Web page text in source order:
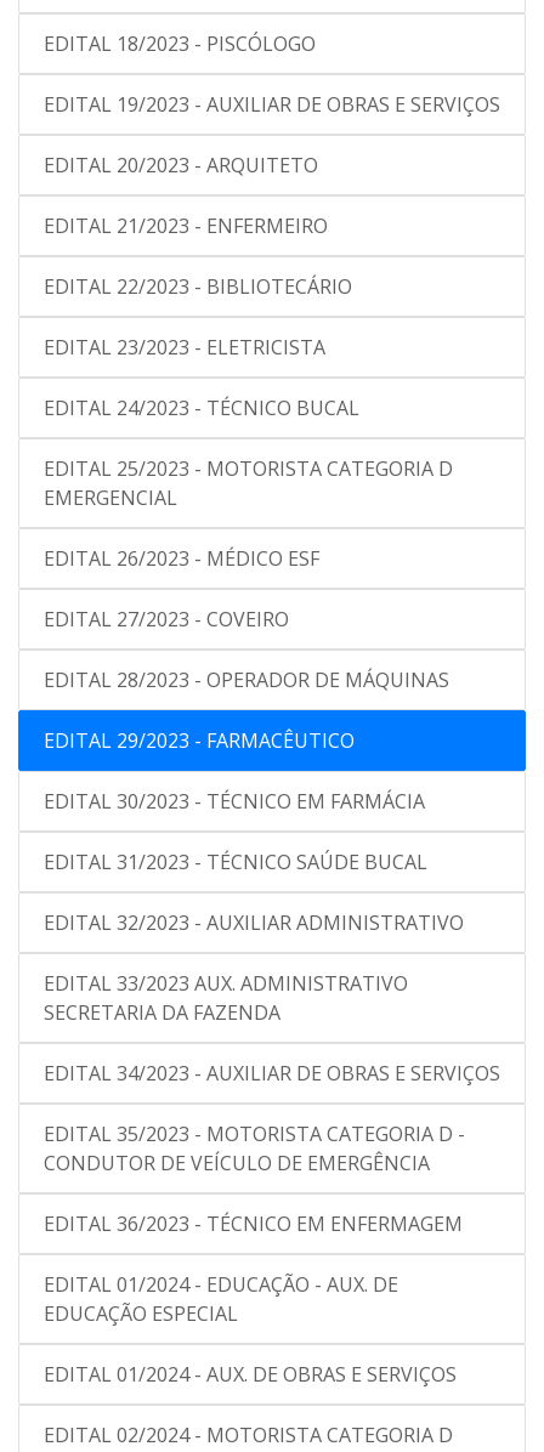
EDITAL 18/2023 - PISCÓLOGO
EDITAL 19/2023 - AUXILIAR DE OBRAS E SERVIÇOS
EDITAL 20/2023 - ARQUITETO
EDITAL 21/2023 - ENFERMEIRO
EDITAL 22/2023 - BIBLIOTECÁRIO
EDITAL 23/2023 - ELETRICISTA
EDITAL 24/2023 - TÉCNICO BUCAL
EDITAL 25/2023 - MOTORISTA CATEGORIA D
EMERGENCIAL
EDITAL 26/2023 - MÉDICO ESF
EDITAL 27/2023 - COVEIRO
EDITAL 28/2023 - OPERADOR DE MÁQUINAS
EDITAL 29/2023 - FARMACÊUTICO
EDITAL 30/2023 - TÉCNICO EM FARMÁCIA
EDITAL 31/2023 - TÉCNICO SAÚDE BUCAL
EDITAL 32/2023 - AUXILIAR ADMINISTRATIVO
EDITAL 33/2023 AUX. ADMINISTRATIVO
SECRETARIA DA FAZENDA
EDITAL 34/2023 - AUXILIAR DE OBRAS E SERVIÇOS
EDITAL 35/2023 - MOTORISTA CATEGORIA D -
CONDUTOR DE VEÍCULO DE EMERGÊNCIA
EDITAL 36/2023 - TÉCNICO EM ENFERMAGEM
EDITAL 01/2024 - EDUCAÇÃO - AUX. DE
EDUCAÇÃO ESPECIAL
EDITAL 01/2024 - AUX. DE OBRAS E SERVIÇOS
EDITAL 02/2024 - MOTORISTA CATEGORIA D